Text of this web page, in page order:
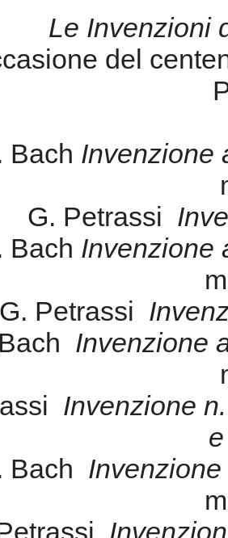
Bach Invenzione
G. Petrassi
G. Petrassi
BachInvenzione
Invenzione n.
Bach
dal 14